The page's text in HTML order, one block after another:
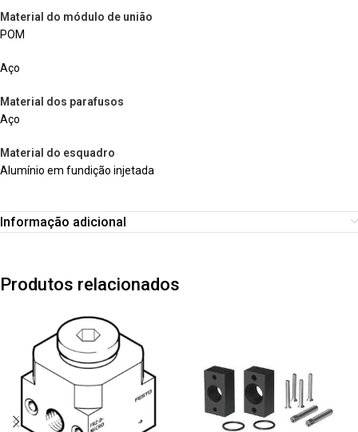
Material do módulo de união
POM
Aço
Material dos parafusos
Aço
Material do esquadro
Alumínio em fundição injetada
Informação adicional
Produtos relacionados